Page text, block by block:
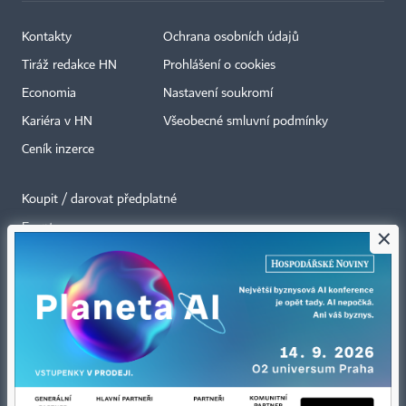
Kontakty
Tiráž redakce HN
Economia
Kariéra v HN
Ceník inzerce
Ochrana osobních údajů
Prohlášení o cookies
Nastavení soukromí
Všeobecné smluvní podmínky
Koupit / darovat předplatné
Eventy
RSS kanály
Autorská práva vykonává vydavatel. Bez písemného svolení vydavatele je
zakázáno jakékoli užití částí nebo celku díla, zejména rozmnožování a šíření
jiném jazyce. Bez souhlasu vydavatele je zakázáno též rozmnožování
×